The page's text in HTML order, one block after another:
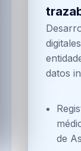
datos
de